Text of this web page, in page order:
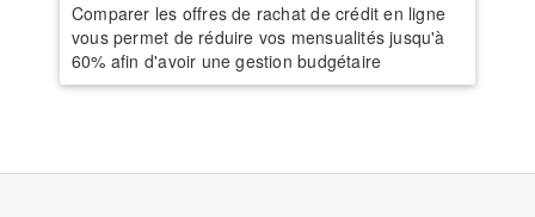
Comparer les offres de rachat de crédit en ligne
vous permet de réduire vos mensualités jusqu'à
60% afin d'avoir une gestion budgétaire